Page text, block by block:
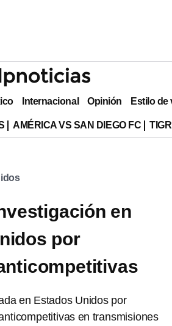
Internacional Opinión Estilo de
AMÉRICA VS SAN DIEGO FC
en
por
en Estados Unidos por
en transmisiones